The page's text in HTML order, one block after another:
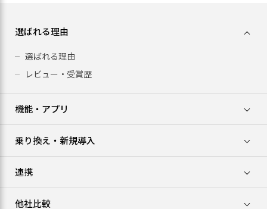
選ばれる理由
選ばれる理由
レビュー・受賞歴
機能・アプリ
乗り換え・新規導入
連携
他社比較